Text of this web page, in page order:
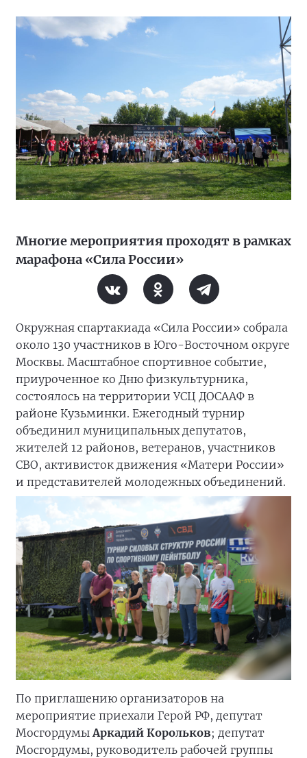
Многие мероприятия проходят в рамках
марафона «Сила России»
Окружная спартакиада «Сила России» собрала
около 130 участников в Юго-Восточном округе
Москвы. Масштабное спортивное событие,
приуроченное ко Дню физкультурника,
состоялось на территории УСЦ ДОСААФ в
районе Кузьминки. Ежегодный турнир
объединил муниципальных депутатов,
жителей 12 районов, ветеранов, участников
СВО, активисток движения «Матери России»
и представителей молодежных объединений.
По приглашению организаторов на
мероприятие приехали Герой РФ, депутат
МосгордумыАркадий Корольков; депутат
Мосгордумы, руководитель рабочей группы